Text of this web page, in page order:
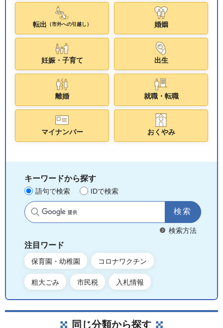
転出 （市外への引越し） 婚姻
妊娠・子育て 出生
離婚 就職・転職
マイナンバー おくやみ
キーワードから探す
語句で検索 IDで検索
サイト内検索
検索方法
注目ワード
保育園・幼稚園 コロナワクチン
粗大ごみ 市民税 入札情報
同じ分類から探す